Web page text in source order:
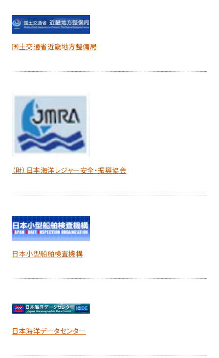
国土交通省近畿地方整備局
（財）日本海洋レジャー安全・振興協会
日本小型船舶検査機構
日本海洋データセンター